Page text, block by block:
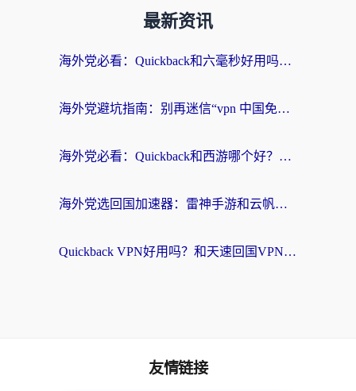
最新资讯
海外党必看：Quickback和六毫秒好用吗？3步选对回国加速器，无缝刷国内剧玩游戏
海外党避坑指南：别再迷信“vpn 中国免费”，选对回国加速器才能无缝刷国内资源
海外党必看：Quickback和西游哪个好？3个维度教你选对回国加速器
海外党选回国加速器：雷神手游和云帆哪个好？附3组对比+避坑指南
Quickback VPN好用吗？和天速回国VPN对比哪个回国效果更好？海外党必看的真实体验指南
友情链接